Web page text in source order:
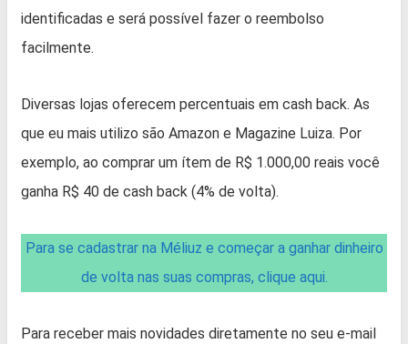
identificadas e será possível fazer o reembolso
facilmente.
Diversas lojas oferecem percentuais em cash back. As
que eu mais utilizo são Amazon e Magazine Luiza. Por
exemplo, ao comprar um ítem de R$ 1.000,00 reais você
ganha R$ 40 de cash back (4% de volta).
Para se cadastrar na Méliuz e começar a ganhar dinheiro
de volta nas suas compras, clique aqui.
Para receber mais novidades diretamente no seu e-mail